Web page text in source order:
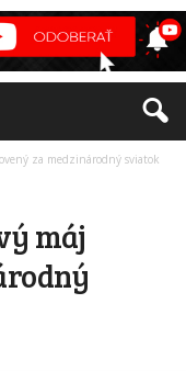
za medzinárodný sviatok
máj